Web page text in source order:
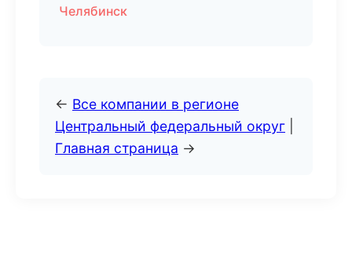
Челябинск
← Все компании в регионе
Центральный федеральный округ
Главная страница →